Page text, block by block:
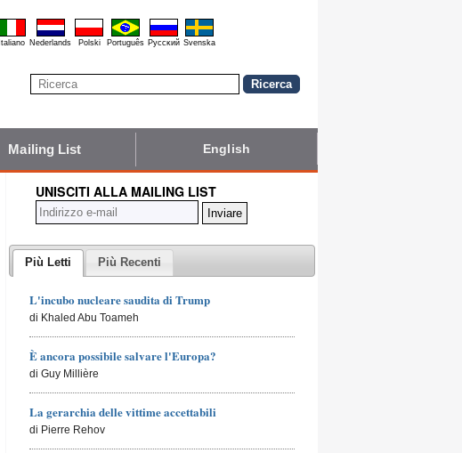
Italiano Nederlands Polski Português Pyccĸий Svenska
Mailing List English
UNISCITI ALLA MAILING LIST
Più Letti Più Recenti
L'incubo nucleare saudita di Trump
di Khaled Abu Toameh
È ancora possibile salvare l'Europa?
di Guy Millière
La gerarchia delle vittime accettabili
di Pierre Rehov